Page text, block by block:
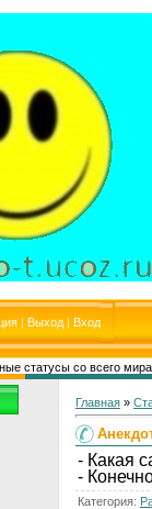
| Выход | Вход
статусы со всего мира
Главная »
- Какая
-
Категория: